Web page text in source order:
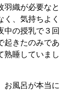
羽織が必要なと
く、気持ちよく
中の授乳で３回
起きたのみであ
熟睡していまし
お風呂が本当に